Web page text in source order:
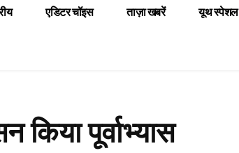
एडिटर चॉइस ताज़ा खबरें यूथ स्पेशल
किया पूर्वाभ्यास